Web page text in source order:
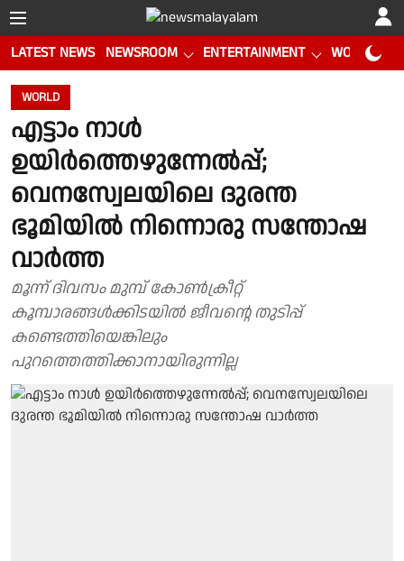
LATEST NEWS NEWSROOM ENTERTAINMENT WORLD CUP
WORLD
എട്ടാം നാള്‍
ഉയിര്‍ത്തെഴുന്നേല്‍പ്പ്;
വെനസ്വേലയിലെ ദുരന്ത
ഭൂമിയില്‍ നിന്നൊരു സന്തോഷ
വാര്‍ത്ത
മൂന്ന് ദിവസം മുമ്പ് കോൺക്രീറ്റ്
കൂമ്പാരങ്ങൾക്കിടയിൽ ജീവൻ്റെ തുടിപ്പ്
കണ്ടെത്തിയെങ്കിലും
പുറത്തെത്തിക്കാനായിരുന്നില്ല